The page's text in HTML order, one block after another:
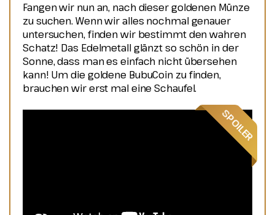
Fangen wir nun an, nach dieser goldenen Münze
zu suchen. Wenn wir alles nochmal genauer
untersuchen, finden wir bestimmt den wahren
Schatz! Das Edelmetall glänzt so schön in der
Sonne, dass man es einfach nicht übersehen
kann! Um die goldene BubuCoin zu finden,
brauchen wir erst mal eine Schaufel.